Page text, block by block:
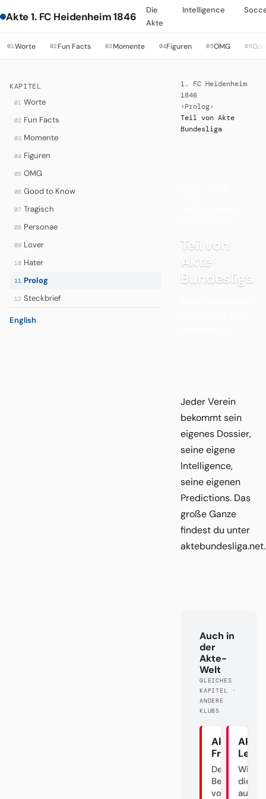
Akte 1. FC Heidenheim 1846
Die
Akte
Intelligence
01Worte 02Fun Facts 03Momente 04Figuren 05OMG 06
KAPITEL
01 Worte
02 Fun Facts
03 Momente
04 Figuren
05 OMG
06 Good to Know
07 Tragisch
08 Personae
09 Lover
10 Hater
11 Prolog
12 Steckbrief
English
1. FC Heidenheim
1846
› Prolog›
Teil von Akte
Bundesliga
Teil von
Akte
Bundesliga
Jeder Verein
bekommt sein
eigenes Dossier,
seine eigene
Intelligence,
seine eigenen
Predictions. Das
große Ganze
findest du unter
aktebundesliga.net.
Auch in
der
Akte-
Welt
GLEICHES
KAPITEL ·
ANDERE
KLUBS
Akte SC
Freiburg
Der
Bettelkönig
von
Akte
Wie
die